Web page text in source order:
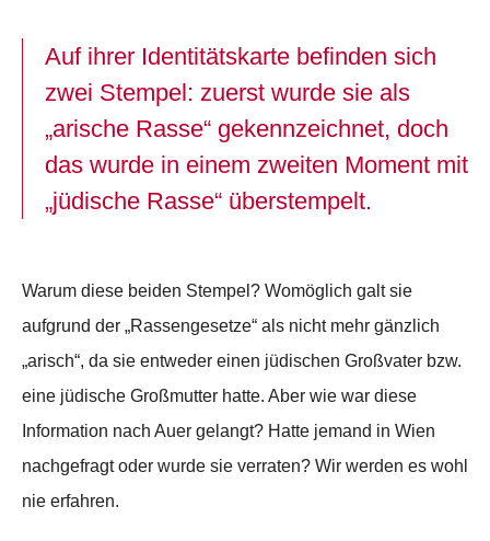
Auf ihrer Identitätskarte befinden sich
zwei Stempel: zuerst wurde sie als
„arische Rasse“ gekennzeichnet, doch
das wurde in einem zweiten Moment mit
„jüdische Rasse“ überstempelt.
Warum diese beiden Stempel? Womöglich galt sie
aufgrund der „Rassengesetze“ als nicht mehr gänzlich
„arisch“, da sie entweder einen jüdischen Großvater bzw.
eine jüdische Großmutter hatte. Aber wie war diese
Information nach Auer gelangt? Hatte jemand in Wien
nachgefragt oder wurde sie verraten? Wir werden es wohl
nie erfahren.